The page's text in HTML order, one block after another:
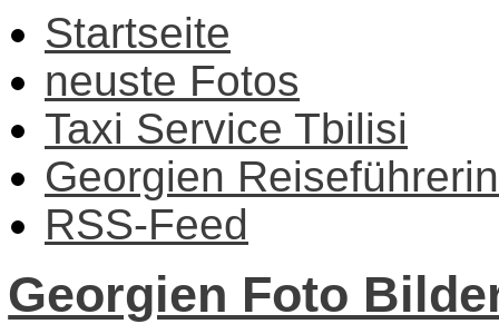
Startseite
neuste Fotos
Taxi Service Tbilisi
Georgien Reiseführerin
RSS-Feed
Georgien Foto